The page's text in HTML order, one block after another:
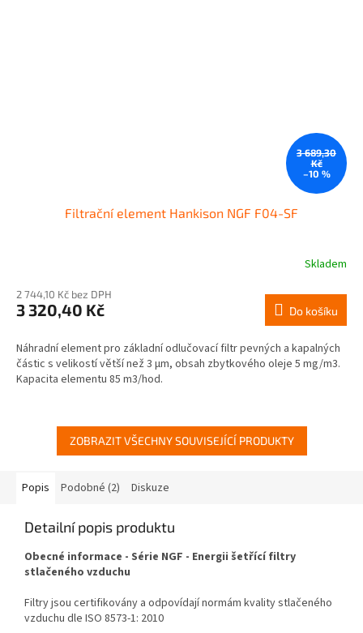
3 689,30
Kč
–10 %
Filtrační element Hankison NGF F04-SF
Skladem
2 744,10 Kč bez DPH
3 320,40 Kč Do košíku
Náhradní element pro základní odlučovací filtr pevných a kapalných
částic s velikostí větší než 3 µm, obsah zbytkového oleje 5 mg/m3.
Kapacita elementu 85 m3/hod.
ZOBRAZIT VŠECHNY SOUVISEJÍCÍ PRODUKTY
Popis Podobné (2) Diskuze
Detailní popis produktu
Obecné informace - Série NGF - Energii šetřící filtry
stlačeného vzduchu
Filtry jsou certifikovány a odpovídají normám kvality stlačeného
vzduchu dle ISO 8573-1: 2010